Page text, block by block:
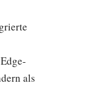
als